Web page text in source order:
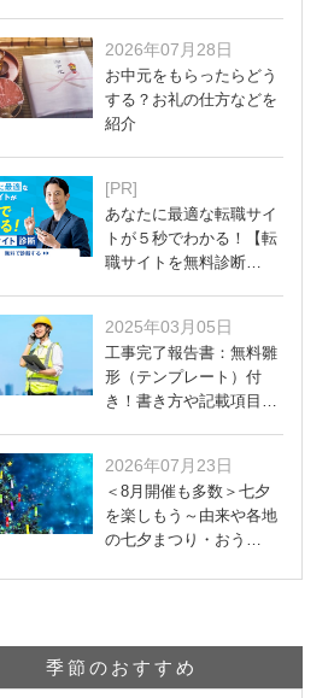
2026年07月28日
お中元をもらったらどう
する？お礼の仕方などを
紹介
[PR]
あなたに最適な転職サイ
トが５秒でわかる！【転
職サイトを無料診断…
2025年03月05日
工事完了報告書：無料雛
形（テンプレート）付
き！書き方や記載項目…
2026年07月23日
＜8月開催も多数＞七夕
を楽しもう～由来や各地
の七夕まつり・おう…
季節のおすすめ